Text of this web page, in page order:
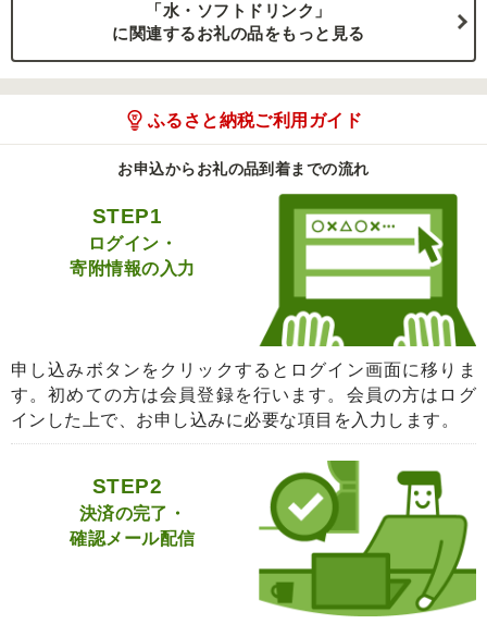
「水・ソフトドリンク」
に関連するお礼の品をもっと見る
ふるさと納税ご利用ガイド
お申込からお礼の品到着までの流れ
STEP1
ログイン・
寄附情報の入力
申し込みボタンをクリックするとログイン画面に移りま
す。初めての方は会員登録を行います。会員の方はログ
インした上で、お申し込みに必要な項目を入力します。
STEP2
決済の完了・
確認メール配信